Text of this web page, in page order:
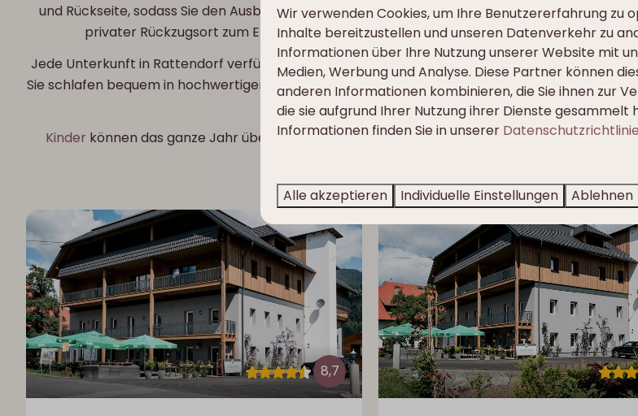
und Rückseite, sodass Sie den Ausblick in vollen Zügen genießen können. Die Apartments
privater Rückzugsort zum Entspannen und draußen sitzen. Für alle, die sich richtig
Jede Unterkunft in Rattendorf verfügt über ein gemütliches Wohnzimmer, ein Badezimmer
Sie schlafen bequem in hochwertigen Betten. Hinter den Chalets gibt es einen schönen
die frische Bergluft zu
Kinder können das ganze Jahr über auf dem Park und dem Spielplatz neben unserem
8,7
Wir verwenden Cookies, um Ihre Benutzererfahrung zu
Inhalte bereitzustellen und unseren Datenverkehr zu
Informationen über Ihre Nutzung unserer Website mit
Medien, Werbung und Analyse. Diese Partner können
anderen Informationen kombinieren, die Sie ihnen zur
die sie aufgrund Ihrer Nutzung ihrer Dienste gesammelt
Informationen finden Sie in unserer Datenschutzrichtlinie
Alle akzeptieren Individuelle Einstellungen Ablehnen